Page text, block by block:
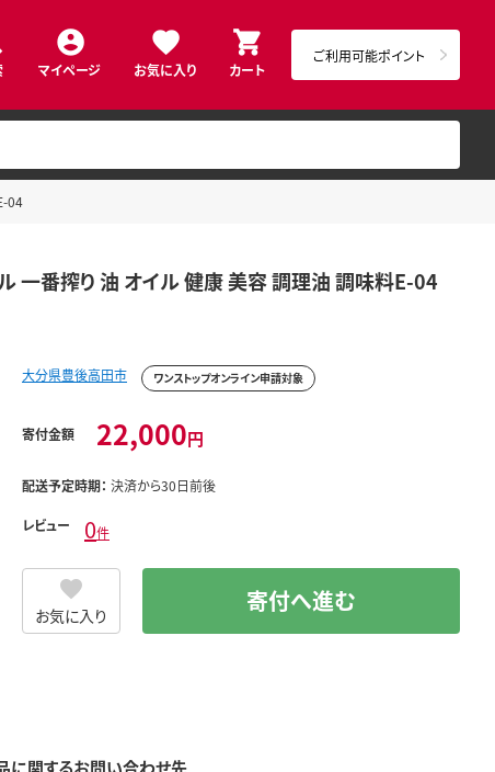
マイページ お気に入り カート
ご利用可能ポイント
04
一番搾り 油 オイル 健康 美容 調理油 調味料E-04
大分県豊後高田市 ワンストップオンライン申請対象
寄付金額 22,000円
配送予定時期： 決済から30日前後
レビュー 0件
お気に入り 寄付へ進む
に関するお問い合わせ先